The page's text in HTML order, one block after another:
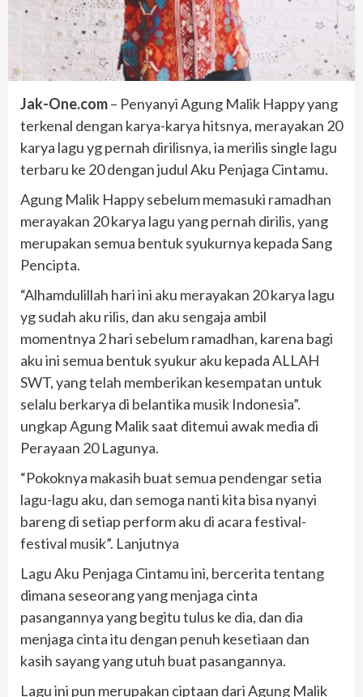
Jak-One.com– Penyanyi Agung Malik Happy yang
terkenal dengan karya-karya hitsnya, merayakan 20
karya lagu yg pernah dirilisnya, ia merilis single lagu
terbaru ke 20 dengan judul Aku Penjaga Cintamu.
Agung Malik Happy sebelum memasuki ramadhan
merayakan 20 karya lagu yang pernah dirilis, yang
merupakan semua bentuk syukurnya kepada Sang
Pencipta.
“Alhamdulillah hari ini aku merayakan 20 karya lagu
yg sudah aku rilis, dan aku sengaja ambil
momentnya 2 hari sebelum ramadhan, karena bagi
aku ini semua bentuk syukur aku kepada ALLAH
SWT, yang telah memberikan kesempatan untuk
selalu berkarya di belantika musik Indonesia”.
ungkap Agung Malik saat ditemui awak media di
Perayaan 20 Lagunya.
“Pokoknya makasih buat semua pendengar setia
lagu-lagu aku, dan semoga nanti kita bisa nyanyi
bareng di setiap perform aku di acara festival-
festival musik”. Lanjutnya
Lagu Aku Penjaga Cintamu ini, bercerita tentang
dimana seseorang yang menjaga cinta
pasangannya yang begitu tulus ke dia, dan dia
menjaga cinta itu dengan penuh kesetiaan dan
kasih sayang yang utuh buat pasangannya.
Lagu ini pun merupakan ciptaan dari Agung Malik